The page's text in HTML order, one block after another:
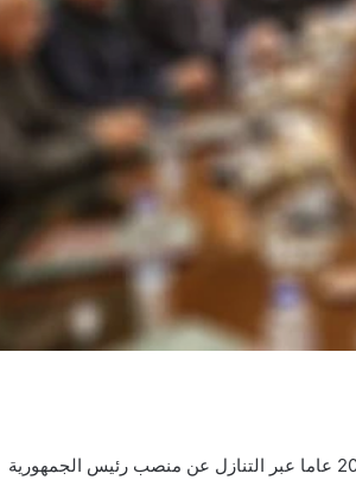
اكد عضو الاتحاد الوطني الكردستاني، برهان الشيخ رؤوف، استحالة تغيير المعادلة السياسية ومغادرة العرف المعمول به منذ 20 عاما عبر التنازل عن منصب رئيس الجمهورية